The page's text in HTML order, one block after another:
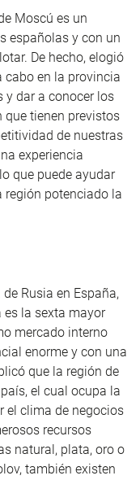
Moscú es un
españolas y con un
De hecho, elogió
cabo en la provincia
y dar a conocer los
que tienen previstos
de nuestras
experiencia
que puede ayudar
región potenciado la
Rusia en España,
es la sexta mayor
mercado interno
enorme y con una
que la región de
el cual ocupa la
el clima de negocios
recursos
natural, plata, oro o
también existen